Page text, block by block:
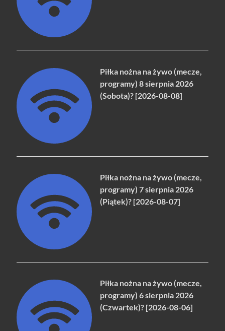
Piłka nożna na żywo (mecze,
programy) 8 sierpnia 2026
(Sobota)? [2026-08-08]
Piłka nożna na żywo (mecze,
programy) 7 sierpnia 2026
(Piątek)? [2026-08-07]
Piłka nożna na żywo (mecze,
programy) 6 sierpnia 2026
(Czwartek)? [2026-08-06]